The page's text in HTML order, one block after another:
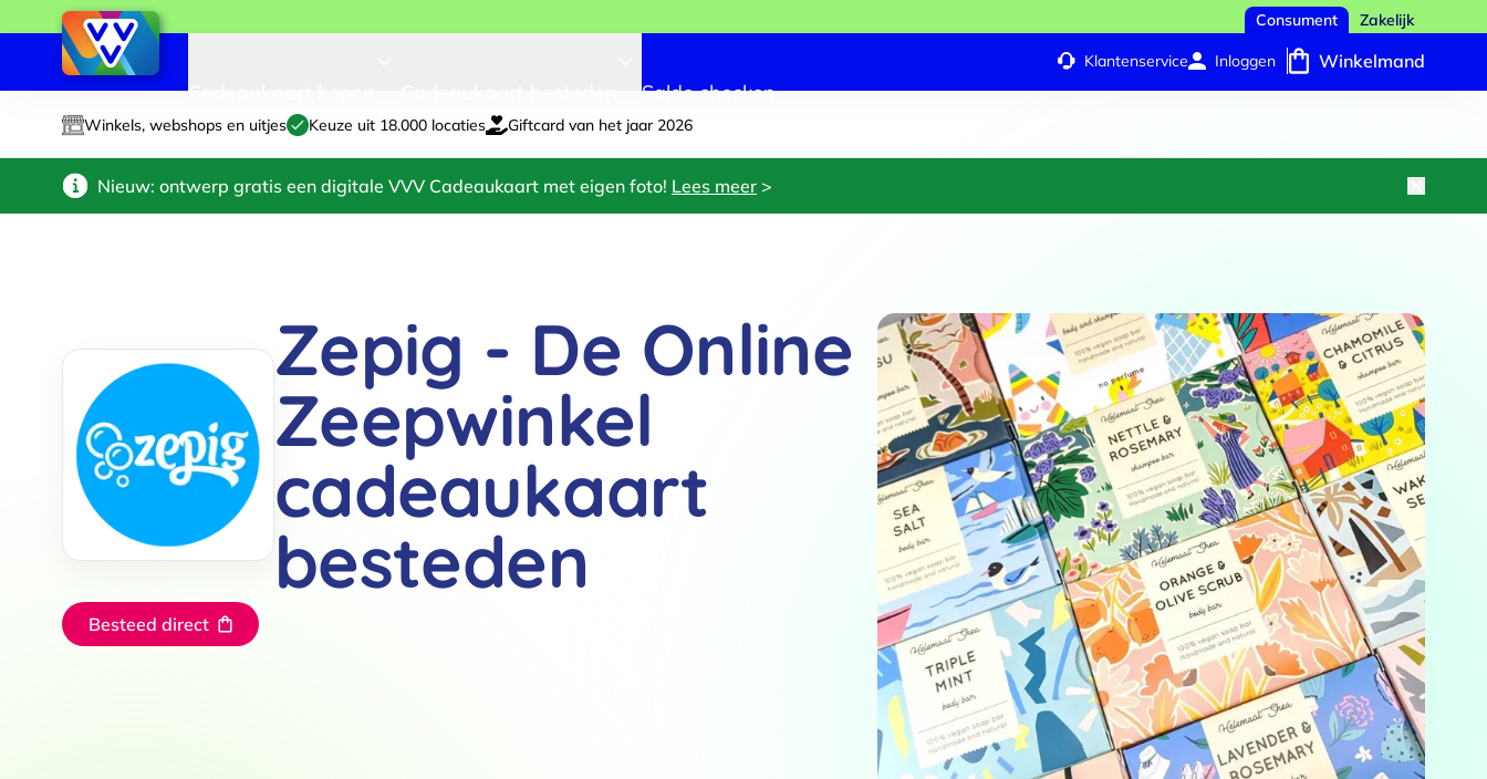
Consument Zakelijk
Saldo checken
Klantenservice Inloggen Winkelmand
Winkels, webshops en uitjes Keuze uit 18.000 locaties Giftcard van het jaar 2026
Nieuw: ontwerp gratis een digitale VVV Cadeaukaart met eigen foto! Lees meer >
Zepig - De Online
Zeepwinkel
cadeaukaart
besteden
Besteed direct